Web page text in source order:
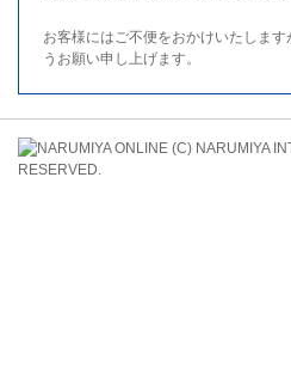
お客様にはご不便をおかけいたしま
うお願い申し上げます。